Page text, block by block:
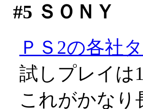
#5 ＳＯＮＹ
ＰＳ2の各社
試しプレイは
これがかなり